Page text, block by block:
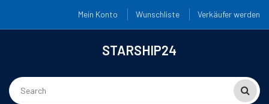
Mein Konto Wunschliste Verkäufer werden
STARSHIP24